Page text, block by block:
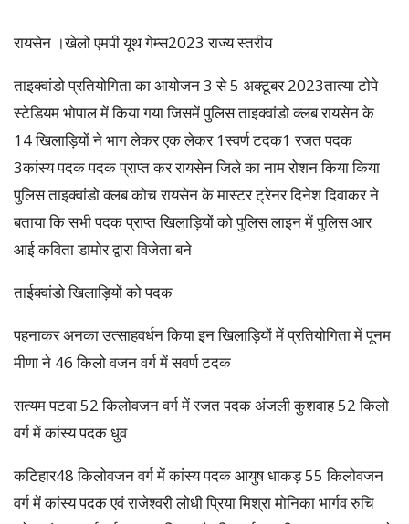
रायसेन ।खेलो एमपी यूथ गेम्स2023 राज्य स्तरीय
ताइक्वांडो प्रतियोगिता का आयोजन 3 से 5 अक्टूबर 2023तात्या टोपे
स्टेडियम भोपाल में किया गया जिसमें पुलिस ताइक्वांडो क्लब रायसेन के
14 खिलाड़ियों ने भाग लेकर एक लेकर 1स्वर्ण टदक1 रजत पदक
3कांस्य पदक पदक प्राप्त कर रायसेन जिले का नाम रोशन किया किया
पुलिस ताइक्वांडो क्लब कोच रायसेन के मास्टर ट्रेनर दिनेश दिवाकर ने
बताया कि सभी पदक प्राप्त खिलाड़ियों को पुलिस लाइन में पुलिस आर
आई कविता डामोर द्वारा विजेता बने
ताईक्वांडो खिलाड़ियों को पदक
पहनाकर अनका उत्साहवर्धन किया इन खिलाड़ियों में प्रतियोगिता में पूनम
मीणा ने 46 किलो वजन वर्ग में सवर्ण टदक
सत्यम पटवा 52 किलोवजन वर्ग में रजत पदक अंजली कुशवाह 52 किलो
वर्ग में कांस्य पदक धुव
कटिहार48 किलोवजन वर्ग में कांस्य पदक आयुष धाकड़ 55 किलोवजन
वर्ग में कांस्य पदक एवं राजेश्वरी लोधी प्रिया मिश्रा मोनिका भार्गव रुचि